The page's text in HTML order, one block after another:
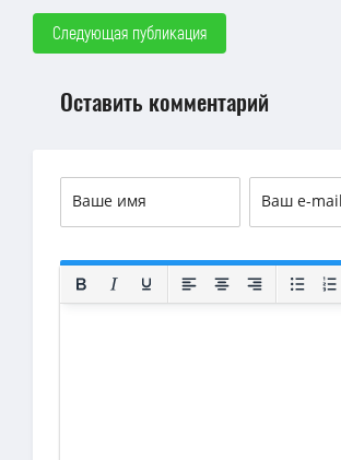
Следующая публикация
Оставить комментарий